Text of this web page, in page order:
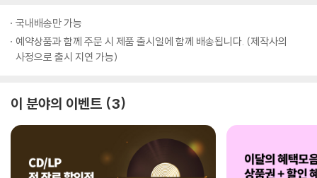
국내배송만 가능
예약상품과 함께 주문 시 제품 출시일에 함께 배송됩니다. (제작사의
사정으로 출시 지연 가능)
이 분야의 이벤트 3